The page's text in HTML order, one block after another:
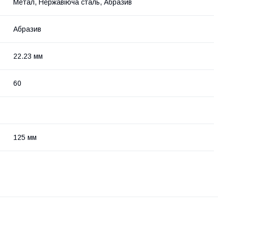
Метал, Нержавіюча сталь, Абразив
Абразив
22.23 мм
60
125 мм